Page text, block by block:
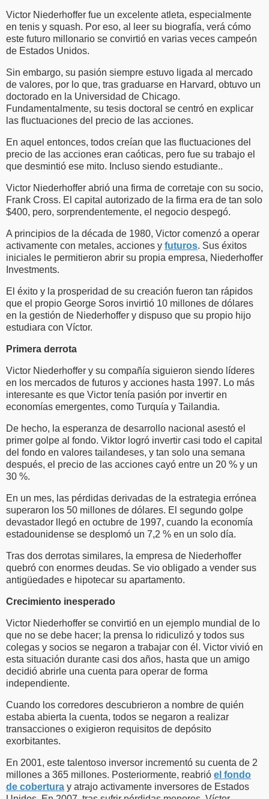
Victor Niederhoffer fue un excelente atleta, especialmente
en tenis y squash. Por eso, al leer su biografía, verá cómo
este futuro millonario se convirtió en varias veces campeón
de Estados Unidos.
Sin embargo, su pasión siempre estuvo ligada al mercado
de valores, por lo que, tras graduarse en Harvard, obtuvo un
doctorado en la Universidad de Chicago.
Fundamentalmente, su tesis doctoral se centró en explicar
las fluctuaciones del precio de las acciones.
En aquel entonces, todos creían que las fluctuaciones del
precio de las acciones eran caóticas, pero fue su trabajo el
que desmintió ese mito. Incluso siendo estudiante..
Victor Niederhoffer abrió una firma de corretaje con su socio,
Frank Cross. El capital autorizado de la firma era de tan solo
$400, pero, sorprendentemente, el negocio despegó.
A principios de la década de 1980, Victor comenzó a operar
activamente con metales, acciones y futuros. Sus éxitos
iniciales le permitieron abrir su propia empresa, Niederhoffer
Investments.
El éxito y la prosperidad de su creación fueron tan rápidos
que el propio George Soros invirtió 10 millones de dólares
en la gestión de Niederhoffer y dispuso que su propio hijo
estudiara con Víctor.
Primera derrota
Victor Niederhoffer y su compañía siguieron siendo líderes
en los mercados de futuros y acciones hasta 1997. Lo más
interesante es que Victor tenía pasión por invertir en
economías emergentes, como Turquía y Tailandia.
De hecho, la esperanza de desarrollo nacional asestó el
primer golpe al fondo. Viktor logró invertir casi todo el capital
del fondo en valores tailandeses, y tan solo una semana
después, el precio de las acciones cayó entre un 20 % y un
30 %.
En un mes, las pérdidas derivadas de la estrategia errónea
superaron los 50 millones de dólares. El segundo golpe
devastador llegó en octubre de 1997, cuando la economía
estadounidense se desplomó un 7,2 % en un solo día.
Tras dos derrotas similares, la empresa de Niederhoffer
quebró con enormes deudas. Se vio obligado a vender sus
antigüedades e hipotecar su apartamento.
Crecimiento inesperado
Victor Niederhoffer se convirtió en un ejemplo mundial de lo
que no se debe hacer; la prensa lo ridiculizó y todos sus
colegas y socios se negaron a trabajar con él. Victor vivió en
esta situación durante casi dos años, hasta que un amigo
decidió abrirle una cuenta para operar de forma
independiente.
Cuando los corredores descubrieron a nombre de quién
estaba abierta la cuenta, todos se negaron a realizar
transacciones o exigieron requisitos de depósito
exorbitantes.
En 2001, este talentoso inversor incrementó su cuenta de 2
millones a 365 millones. Posteriormente, reabrió el fondo
de cobertura y atrajo activamente inversores de Estados